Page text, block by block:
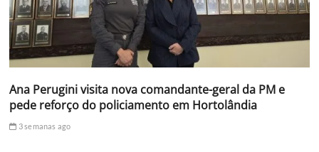
Ana Perugini visita nova comandante-geral da PM e
pede reforço do policiamento em Hortolândia
3 semanas ago